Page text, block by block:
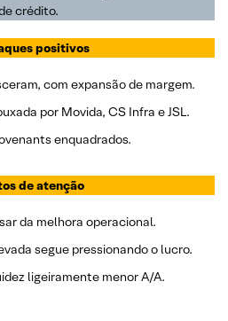
crédito.
positivos
com expansão de margem.
por Movida, CS Infra e JSL.
enquadrados.
de atenção
da melhora operacional.
segue pressionando o lucro.
ligeiramente menor A/A.